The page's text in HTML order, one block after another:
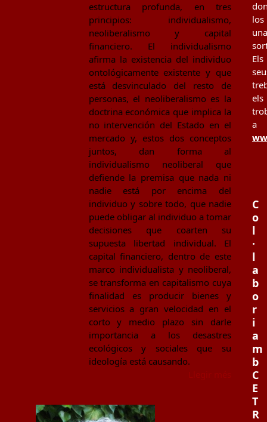
estructura profunda, en tres
principios: individualismo,
neoliberalismo y capital
financiero. El individualismo
afirma la existencia del individuo
ontológicamente existente y que
está desvinculado del resto de
personas, el neoliberalismo es la
doctrina económica que implica la
no intervención del Estado en el
mercado y, estos dos conceptos
juntos, dan forma al
individualismo neoliberal que
defiende la premisa que nada ni
nadie está por encima del
individuo y sobre todo, que nadie
puede obligar al individuo a tomar
decisiones que coarten su
supuesta libertad individual. El
capital financiero, dentro de este
marco individualista y neoliberal,
se transforma en capitalismo cuya
finalidad es producir bienes y
servicios a gran velocidad en el
corto y medio plazo sin darle
importancia a los desastres
ecológicos y sociales que su
ideología está causando.
los
una
Els
els
a
C
o
l
·
l
a
b
o
r
i
a
m
b
C
E
T
R